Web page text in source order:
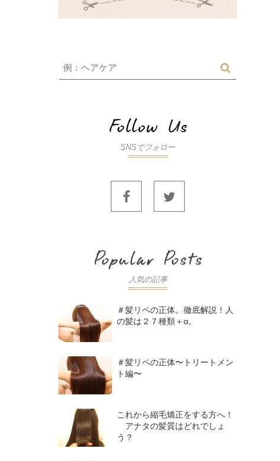
SNSでフォロー
人気の記事
＃髪リペの正体。徹底解説！人
の髪は２７種類＋α。
＃髪リペの正体〜トリートメン
ト編〜
これから縮毛矯正をする方へ！
アナタの髪質はどれでしょ
う？